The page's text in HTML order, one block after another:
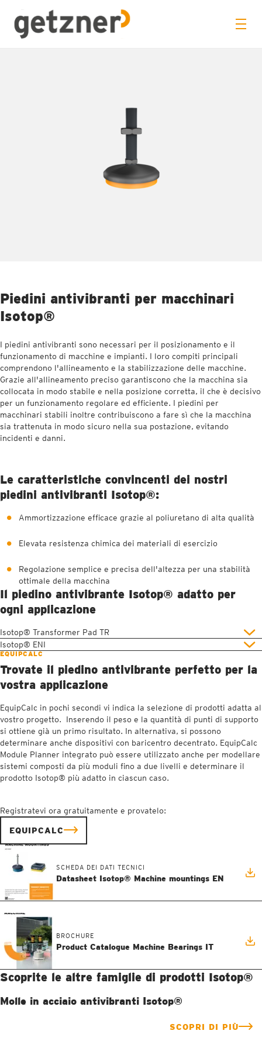
Piedini antivibranti per macchinari
Isotop®
I piedini antivibranti sono necessari per il posizionamento e il
funzionamento di macchine e impianti. I loro compiti principali
comprendono l'allineamento e la stabilizzazione delle macchine.
Grazie all'allineamento preciso garantiscono che la macchina sia
collocata in modo stabile e nella posizione corretta, il che è decisivo
per un funzionamento regolare ed efficiente. I piedini per
macchinari stabili inoltre contribuiscono a fare sì che la macchina
sia trattenuta in modo sicuro nella sua postazione, evitando
incidenti e danni.
Le caratteristiche convincenti dei nostri
piedini antivibranti Isotop®:
Ammortizzazione efficace grazie al poliuretano di alta qualità
Elevata resistenza chimica dei materiali di esercizio
Regolazione semplice e precisa dell'altezza per una stabilità
ottimale della macchina
Il piedino antivibrante Isotop® adatto per
ogni applicazione
Isotop® Transformer Pad TR
Isotop® ENI
EQUIPCALC
Trovate il piedino antivibrante perfetto per la
vostra applicazione
EquipCalc in pochi secondi vi indica la selezione di prodotti adatta al
vostro progetto. Inserendo il peso e la quantità di punti di supporto
si ottiene già un primo risultato. In alternativa, si possono
determinare anche dispositivi con baricentro decentrato. EquipCalc
Module Planner integrato può essere utilizzato anche per modellare
sistemi composti da più moduli fino a due livelli e determinare il
prodotto Isotop® più adatto in ciascun caso.
Registratevi ora gratuitamente e provatelo:
EQUIPCALC
SCHEDA DEI DATI TECNICI
Datasheet Isotop® Machine mountings EN
BROCHURE
Product Catalogue Machine Bearings IT
Scoprite le altre famiglie di prodotti Isotop®
Molle in acciaio antivibranti Isotop®
SCOPRI DI PIÙ